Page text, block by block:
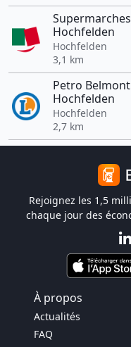
Hochfelden
Hochfelden
3,1 km
Petro Belmont
Hochfelden
Hochfelden
2,7 km
Rejoignez les 1,5
chaque jour des
À propos
Actualités
FAQ